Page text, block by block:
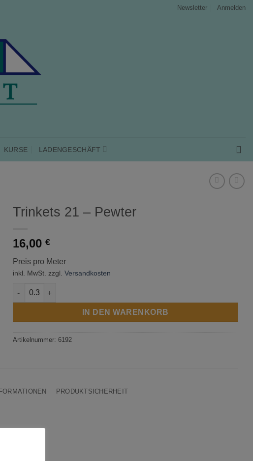
Newsletter Anmelden
KURSE LADENGESCHÄFT
Trinkets 21 – Pewter
16,00 €
Preis pro Meter
inkl. MwSt. zzgl. Versandkosten
Trinkets 21 - Pewter Menge
IN DEN WARENKORB
Artikelnummer: 6192
PRODUKTSICHERHEIT